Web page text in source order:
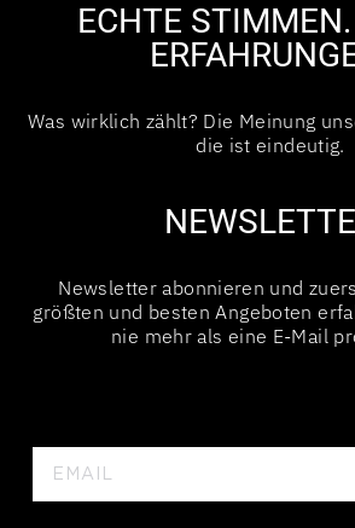
ECHTE
Was wirklich zählt? Die Meinung
die ist eindeutig.
Newsletter abonnieren und
größten und besten Angeboten
nie mehr als eine E-Mail